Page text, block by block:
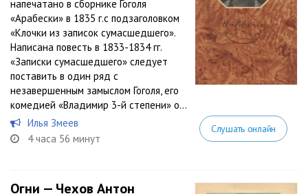
напечатано в сборнике Гоголя
«Арабески» в 1835 г.с подзаголовком
«Клочки из записок сумасшедшего».
Написана повесть в 1833-1834 гг.
«Записки сумасшедшего» следует
поставить в один ряд с
незавершенным замыслом Гоголя, его
комедией «Владимир 3-й степени» о...
Илья Змеев
4 часа 56 минут
Слушать онлайн
Огни — Чехов Антон